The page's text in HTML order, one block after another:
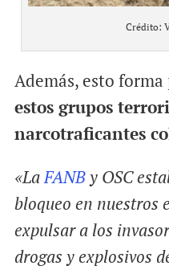
Crédito:
Además, esto
estos grupos
narcotraficantes
«LaFANBy OSC
bloqueo en nuestros
expulsar a los
drogas y explosivos